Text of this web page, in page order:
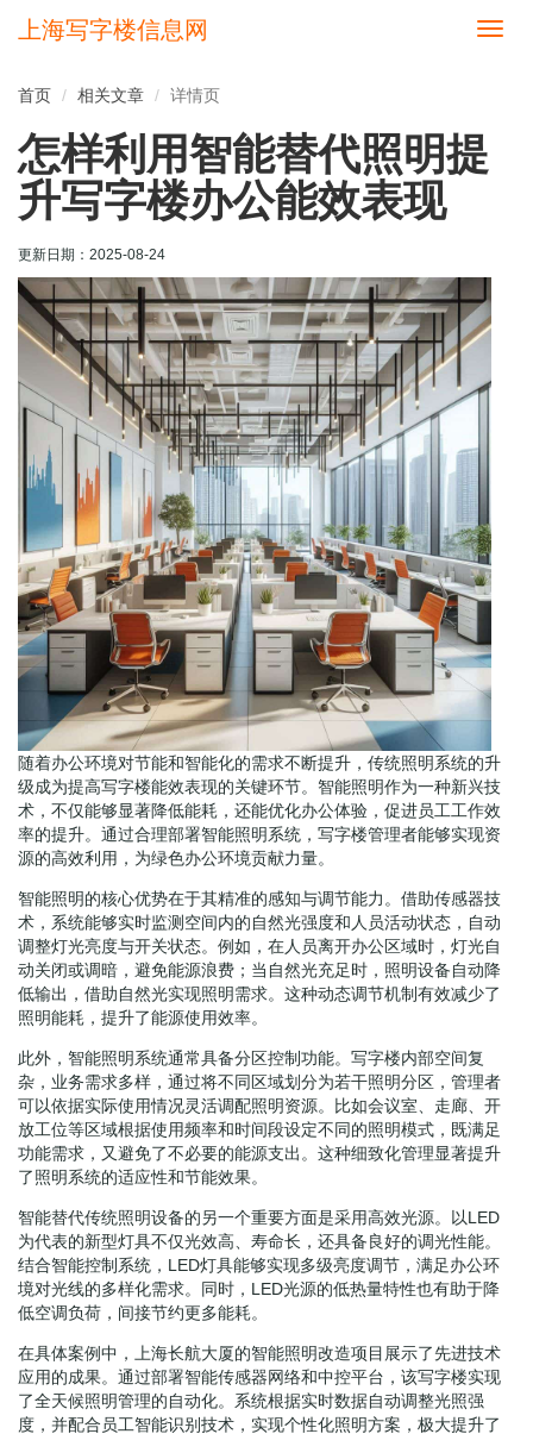
切
上海写字楼信息网
首页 相关文章 详情页
怎样利用智能替代照明提
升写字楼办公能效表现
更新日期： 2025-08-24
随着办公环境对节能和智能化的需求不断提升，传统照明系统的升
级成为提高写字楼能效表现的关键环节。智能照明作为一种新兴技
术，不仅能够显著降低能耗，还能优化办公体验，促进员工工作效
率的提升。通过合理部署智能照明系统，写字楼管理者能够实现资
源的高效利用，为绿色办公环境贡献力量。
智能照明的核心优势在于其精准的感知与调节能力。借助传感器技
术，系统能够实时监测空间内的自然光强度和人员活动状态，自动
调整灯光亮度与开关状态。例如，在人员离开办公区域时，灯光自
动关闭或调暗，避免能源浪费；当自然光充足时，照明设备自动降
低输出，借助自然光实现照明需求。这种动态调节机制有效减少了
照明能耗，提升了能源使用效率。
此外，智能照明系统通常具备分区控制功能。写字楼内部空间复
杂，业务需求多样，通过将不同区域划分为若干照明分区，管理者
可以依据实际使用情况灵活调配照明资源。比如会议室、走廊、开
放工位等区域根据使用频率和时间段设定不同的照明模式，既满足
功能需求，又避免了不必要的能源支出。这种细致化管理显著提升
了照明系统的适应性和节能效果。
智能替代传统照明设备的另一个重要方面是采用高效光源。以LED
为代表的新型灯具不仅光效高、寿命长，还具备良好的调光性能。
结合智能控制系统，LED灯具能够实现多级亮度调节，满足办公环
境对光线的多样化需求。同时，LED光源的低热量特性也有助于降
低空调负荷，间接节约更多能耗。
在具体案例中，上海长航大厦的智能照明改造项目展示了先进技术
应用的成果。通过部署智能传感器网络和中控平台，该写字楼实现
了全天候照明管理的自动化。系统根据实时数据自动调整光照强
度，并配合员工智能识别技术，实现个性化照明方案，极大提升了